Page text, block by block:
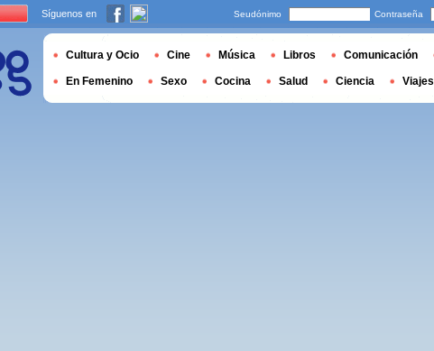
Síguenos en Seudónimo Contraseña
Cultura y Ocio Cine Música Libros Comunicación
En Femenino Sexo Cocina Salud Ciencia Viajes